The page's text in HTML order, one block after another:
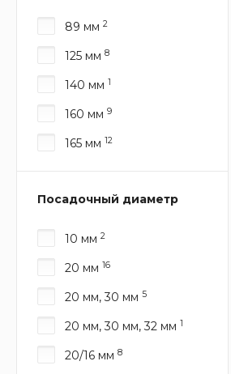
89 мм 2
125 мм 8
140 мм 1
160 мм 9
165 мм 12
Посадочный диаметр
10 мм 2
20 мм 16
20 мм, 30 мм 5
20 мм, 30 мм, 32 мм 1
20/16 мм 8